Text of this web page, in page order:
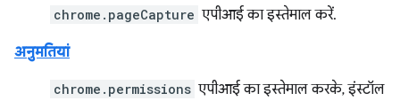
chrome.pageCapture एपीआई का इस्तेमाल करें.
अनुमतियां
chrome.permissions एपीआई का इस्तेमाल करके, इंस्टॉल